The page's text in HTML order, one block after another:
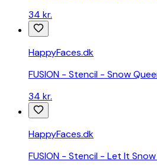
34 kr.
HappyFaces.dk
FUSION - Stencil - Snow
34 kr.
HappyFaces.dk
FUSION - Stencil - Let It